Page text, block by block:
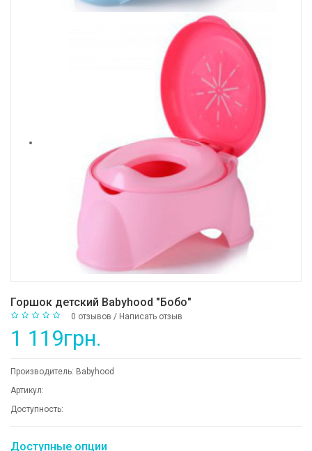
Горшок детский Babyhood "Бобо"
0 отзывов / Написать отзыв
1 119грн.
Производитель: Babyhood
Артикул:
Доступность:
Доступные опции